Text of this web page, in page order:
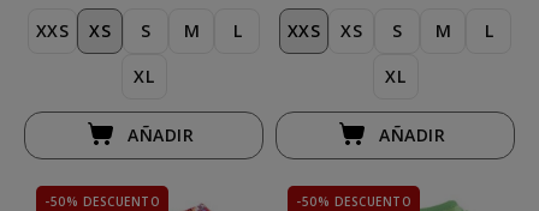
XXS XS S M
L
XL
AÑADIR
XXS XS S M
L
XL
AÑADIR
-50% DESCUENTO -50% DESCUENTO